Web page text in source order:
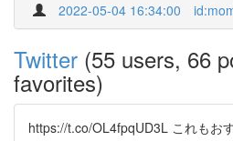
2022-05-04 16:34:00
Twitter (55 users, 66
favorites)
https://t.co/OL4fpqUD3L これもお